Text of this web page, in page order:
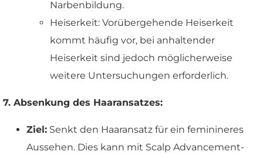
Narbenbildung.
Heiserkeit: Vorübergehende Heiserkeit
kommt häufig vor, bei anhaltender
Heiserkeit sind jedoch möglicherweise
weitere Untersuchungen erforderlich.
7. Absenkung des Haaransatzes:
Ziel: Senkt den Haaransatz für ein feminineres
Aussehen. Dies kann mit Scalp Advancement-